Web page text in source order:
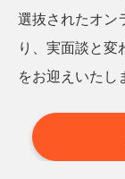
選抜されたオン
り、実面談と変
をお迎えいたし